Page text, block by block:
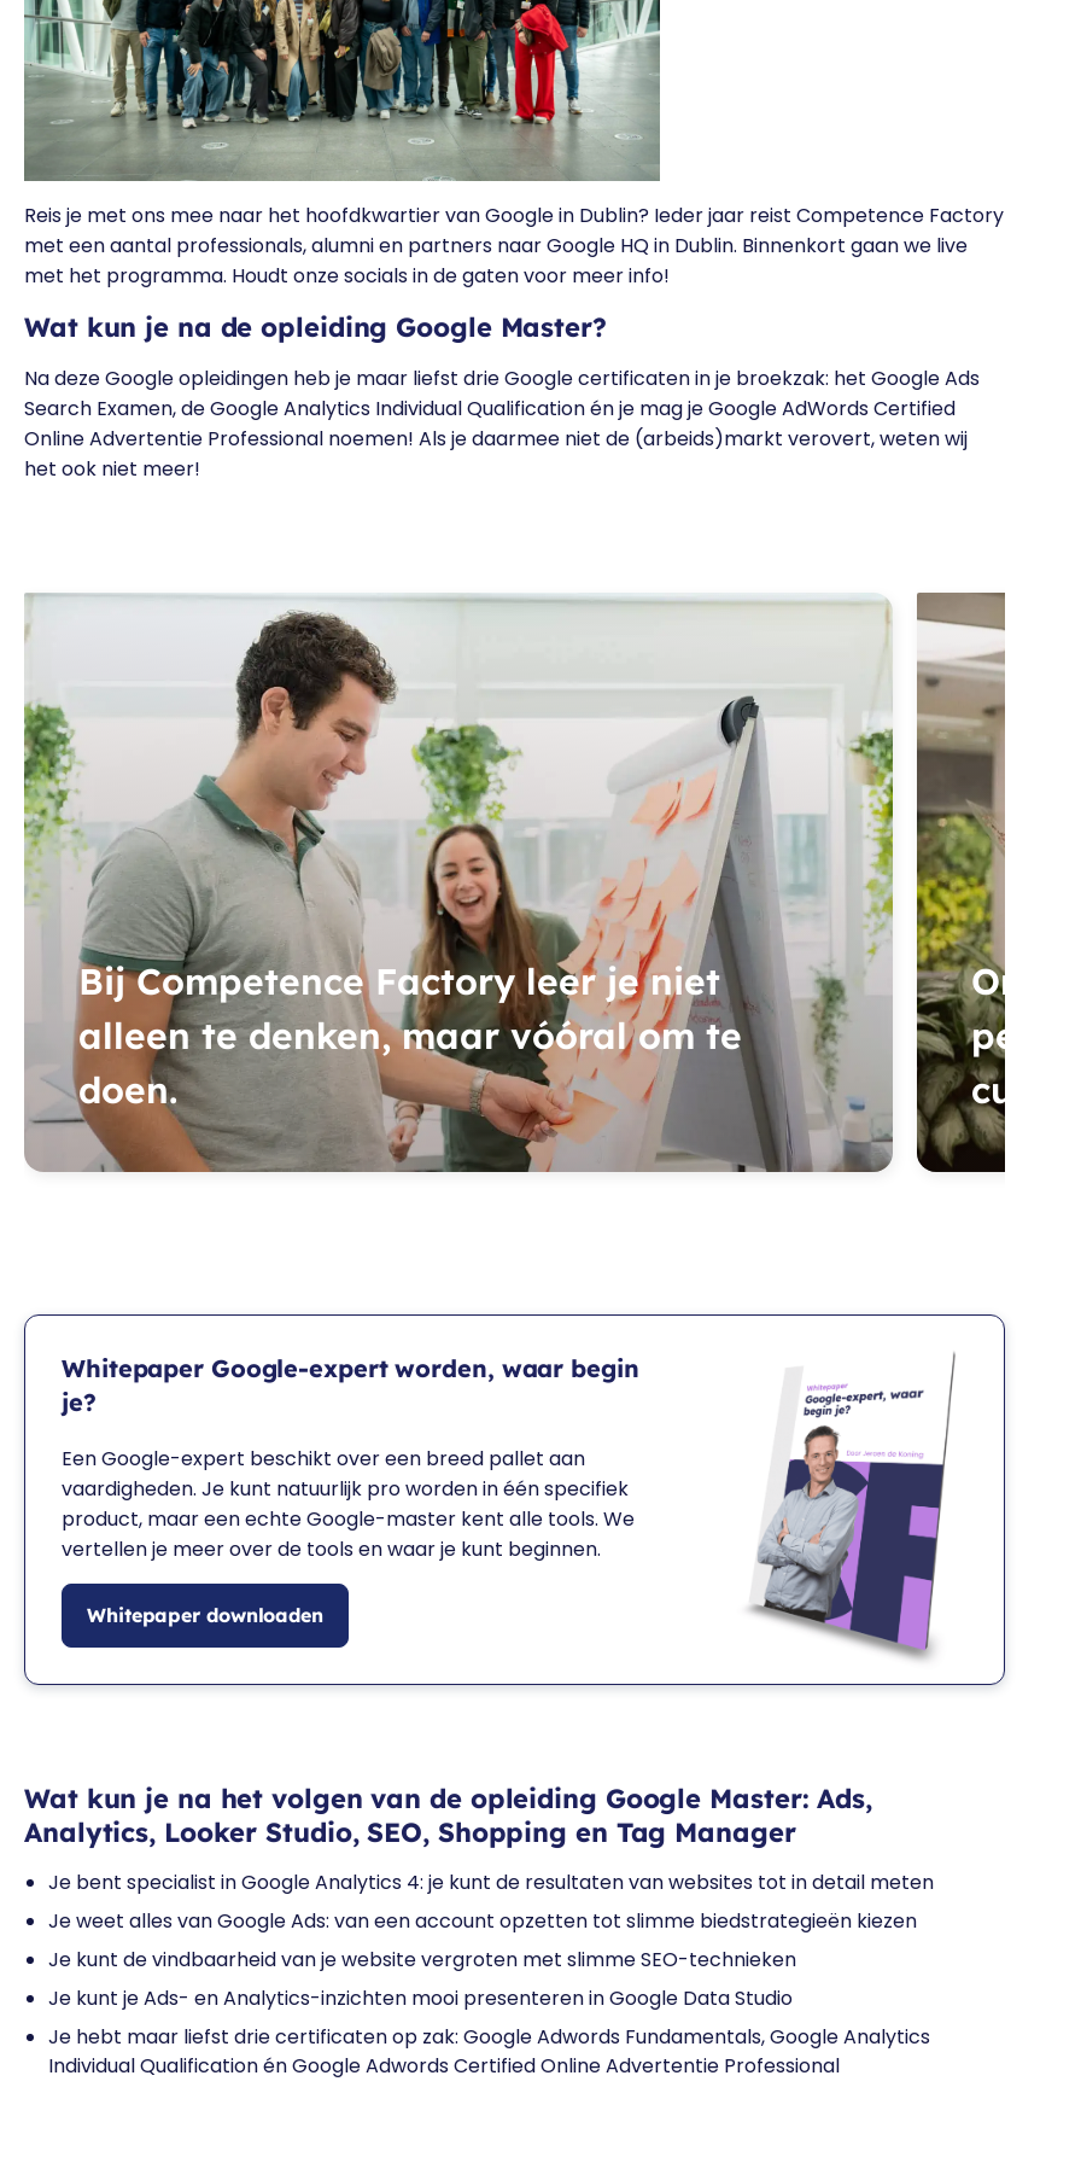
Reis je met ons mee naar het hoofdkwartier van Google in Dublin? Ieder jaar reist Competence Factory
met een aantal professionals, alumni en partners naar Google HQ in Dublin. Binnenkort gaan we live
met het programma. Houdt onze socials in de gaten voor meer info!
Wat kun je na de opleiding Google Master?
Na deze Google opleidingen heb je maar liefst drie Google certificaten in je broekzak: het Google Ads
Search Examen, de Google Analytics Individual Qualification én je mag je Google AdWords Certified
Online Advertentie Professional noemen! Als je daarmee niet de (arbeids)markt verovert, weten wij
het ook niet meer!
Bij Competence Factory leer je niet
alleen te denken, maar vóóral om te
doen.
Onze
Whitepaper Google-expert worden, waar begin
je?
Een Google-expert beschikt over een breed pallet aan
vaardigheden. Je kunt natuurlijk pro worden in één specifiek
product, maar een echte Google-master kent alle tools. We
vertellen je meer over de tools en waar je kunt beginnen.
Whitepaper downloaden
Wat kun je na het volgen van de opleiding Google Master: Ads,
Analytics, Looker Studio, SEO, Shopping en Tag Manager
Je bent specialist in Google Analytics 4: je kunt de resultaten van websites tot in detail meten
Je weet alles van Google Ads: van een account opzetten tot slimme biedstrategieën kiezen
Je kunt de vindbaarheid van je website vergroten met slimme SEO-technieken
Je kunt je Ads- en Analytics-inzichten mooi presenteren in Google Data Studio
Je hebt maar liefst drie certificaten op zak: Google Adwords Fundamentals, Google Analytics
Individual Qualification én Google Adwords Certified Online Advertentie Professional